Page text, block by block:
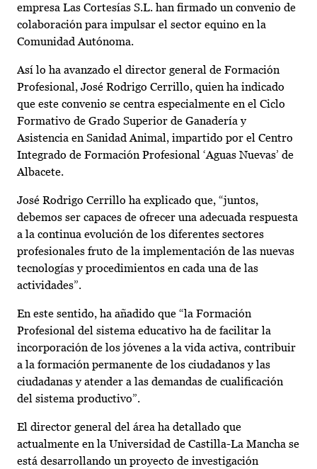
empresa Las Cortesías S.L. han firmado un convenio de
colaboración para impulsar el sector equino en la
Comunidad Autónoma.
Así lo ha avanzado el director general de Formación
Profesional, José Rodrigo Cerrillo, quien ha indicado
que este convenio se centra especialmente en el Ciclo
Formativo de Grado Superior de Ganadería y
Asistencia en Sanidad Animal, impartido por el Centro
Integrado de Formación Profesional ‘Aguas Nuevas’ de
Albacete.
José Rodrigo Cerrillo ha explicado que, “juntos,
debemos ser capaces de ofrecer una adecuada respuesta
a la continua evolución de los diferentes sectores
profesionales fruto de la implementación de las nuevas
tecnologías y procedimientos en cada una de las
actividades”.
En este sentido, ha añadido que “la Formación
Profesional del sistema educativo ha de facilitar la
incorporación de los jóvenes a la vida activa, contribuir
a la formación permanente de los ciudadanos y las
ciudadanas y atender a las demandas de cualificación
del sistema productivo”.
El director general del área ha detallado que
actualmente en la Universidad de Castilla-La Mancha se
está desarrollando un proyecto de investigación